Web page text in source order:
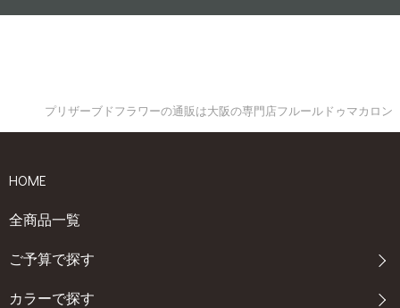
プリザーブドフラワーの通販は大阪の専門店フルールドゥマカロン
HOME
全商品一覧
ご予算で探す
カラーで探す